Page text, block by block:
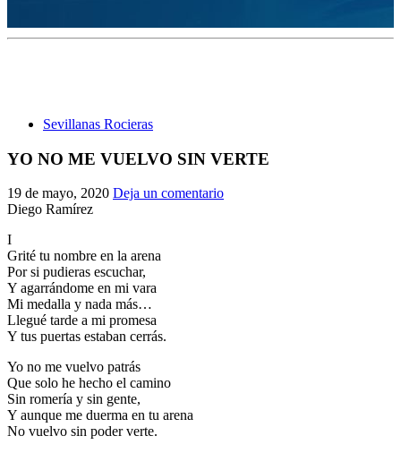
Sevillanas Rocieras
YO NO ME VUELVO SIN VERTE
19 de mayo, 2020 Deja un comentario
Diego Ramírez
I
Grité tu nombre en la arena
Por si pudieras escuchar,
Y agarrándome en mi vara
Mi medalla y nada más…
Llegué tarde a mi promesa
Y tus puertas estaban cerrás.
Yo no me vuelvo patrás
Que solo he hecho el camino
Sin romería y sin gente,
Y aunque me duerma en tu arena
No vuelvo sin poder verte.
¿Cuándo se construyó la primera ermita?
El traslado cada siete años
Rocío?
En el Rocío, ¿dónde me alojo?